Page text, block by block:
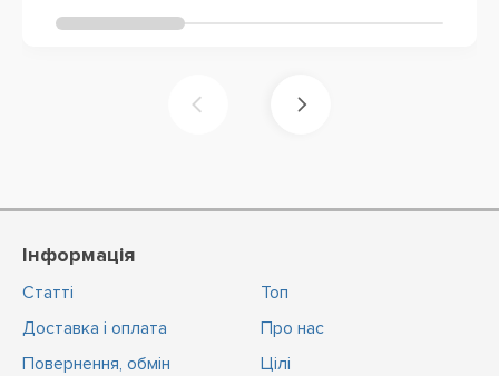
Інформація
Статті
Доставка і оплата
Повернення, обмін
Топ
Про нас
Цiлi